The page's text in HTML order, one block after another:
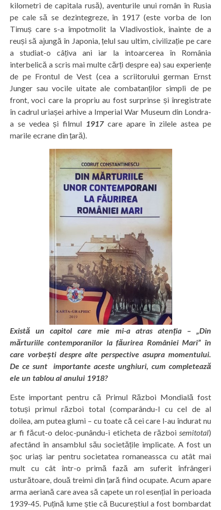
kilometri de capitala rusă), aventurile unui român în Rusia
pe cale să se dezintegreze, în 1917 (este vorba de Ion
Timuș care s-a împotmolit la Vladivostiok, înainte de a
reuși să ajungă în Japonia, țelul sau ultim, civilizație pe care
a studiat-o câțiva ani iar la intoarcerea în România
interbelică a scris mai multe cărți despre ea) sau experiențe
de pe Frontul de Vest (cea a scriitorului german Ernst
Junger sau vocile uitate ale combatanților simpli de pe
front, voci care la propriu au fost surprinse și înregistrate
în cadrul uriașei arhive a Imperial War Museum din Londra-
a se vedea și filmul 1917 care apare în zilele astea pe
marile ecrane din țară).
Există un capitol care mie mi-a atras atenția – „Din
mărturiile contemporanilor la făurirea României Mari” în
care vorbești despre alte perspective asupra momentului.
De ce sunt importante aceste unghiuri, cum completează
ele un tablou al anului 1918?
Este important pentru că Primul Război Mondială fost
totuși primul război total (comparându-l cu cel de al
doilea, am putea glumi – cu toate că cei care l-au îndurat nu
ar fi făcut-o deloc-punându-i eticheta de război semitotal)
afectând în ansamblul său societățile implicate. A fost un
șoc uriaș iar pentru societatea romaneassca cu atât mai
mult cu cât într-o primă fază am suferit înfrângeri
usturătoare, două treimi din țară fiind ocupate. Acum apare
arma aeriană care avea să capete un rol esențial în perioada
1939-45. Puțină lume știe că Bucureștiul a fost bombardat